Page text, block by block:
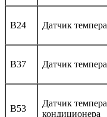
B24 Датчик
B37 Датчик
B53
Датчик
кондиционера